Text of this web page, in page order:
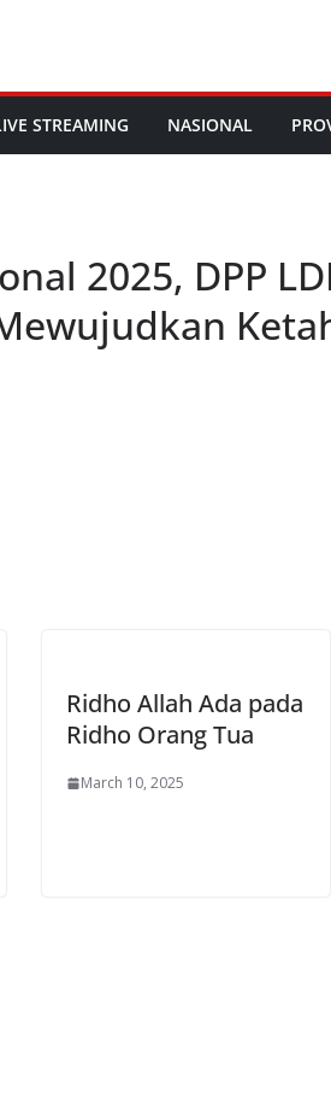
STREAMING NASIONAL
2025, DPP
Ridho Allah Ada pada
Ridho Orang Tua
March 10, 2025